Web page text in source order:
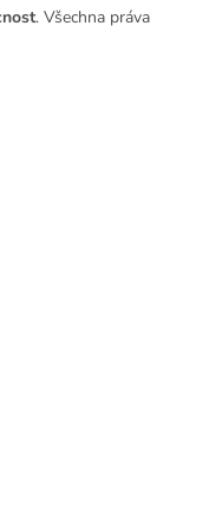
. Všechna práva